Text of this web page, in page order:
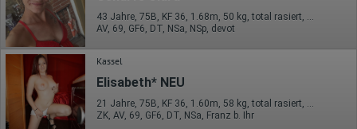
43 Jahre, 75B, KF 36, 1.68m, 50 kg, total rasiert, deutsch
AV, 69, GF6, DT, NSa, NSp, devot
Kassel
Elisabeth* NEU
21 Jahre, 75B, KF 36, 1.60m, 58 kg, total rasiert, mitteleuropäisch
ZK, AV, 69, GF6, DT, NSa, Franz b. Ihr